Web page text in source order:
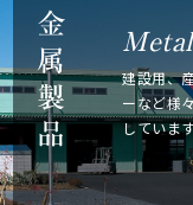
金
属
製
品
建設用、
ーなど様
していま